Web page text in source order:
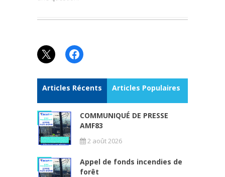
X Facebook
Articles Récents Articles Populaires
COMMUNIQUÉ DE PRESSE
AMF83
2 août 2026
Appel de fonds incendies de
forêt